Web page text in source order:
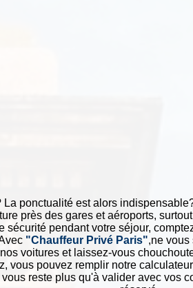
ponctualité est alors
près des gares et aéroports,
sécurité pendant votre séjour,
"Chauffeur Privé Paris",ne vous
voitures et laissez-vous
vous pouvez remplir notre
reste plus qu'à valider avec vos